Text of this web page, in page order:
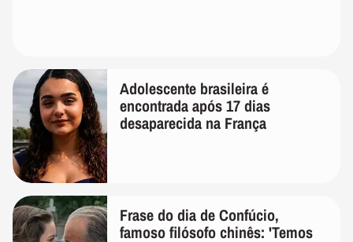
Adolescente brasileira é
encontrada após 17 dias
desaparecida na França
Frase do dia de Confúcio,
famoso filósofo chinês: 'Temos